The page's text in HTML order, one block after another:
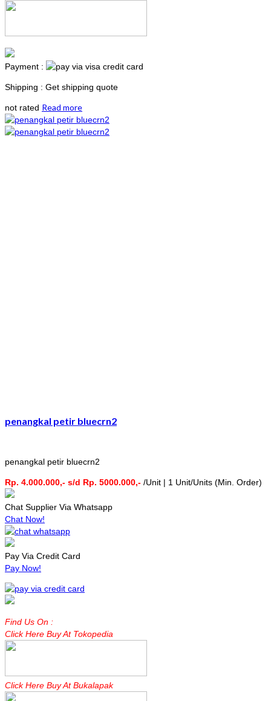
Payment :
Shipping : Get shipping quote
not rated Read more
penangkal petir bluecrn2
penangkal petir bluecrn2
Rp. 4.000.000,- s/d Rp. 5000.000,- /Unit | 1 Unit/Units (Min. Order)
Chat Supplier Via Whatsapp
Chat Now!
Pay Via Credit Card
Pay Now!
Find Us On :
Click Here Buy At Tokopedia
Click Here Buy At Bukalapak